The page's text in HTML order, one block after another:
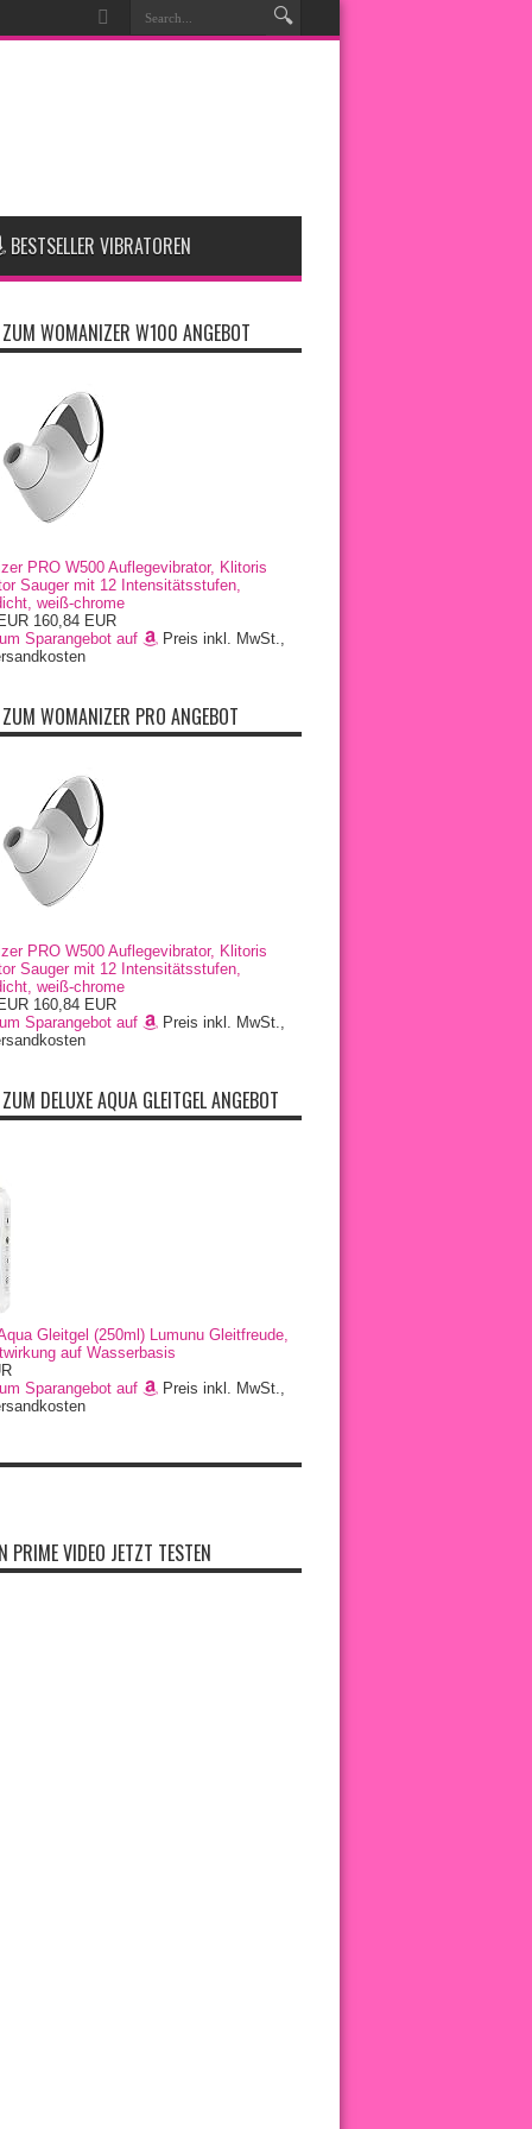
BESTSELLER VIBRATOREN
WOMANIZER W100 ANGEBOT
PRO W500 Auflegevibrator, Klitoris
Sauger mit 12 Intensitätsstufen,
weiß-chrome
160,84 EUR
Sparangebot auf
Preis inkl. MwSt.,
WOMANIZER PRO ANGEBOT
PRO W500 Auflegevibrator, Klitoris
Sauger mit 12 Intensitätsstufen,
weiß-chrome
160,84 EUR
Sparangebot auf
Preis inkl. MwSt.,
DELUXE AQUA GLEITGEL ANGEBOT
Gleitgel (250ml) Lumunu Gleitfreude,
auf Wasserbasis
Sparangebot auf
Preis inkl. MwSt.,
PRIME VIDEO JETZT TESTEN